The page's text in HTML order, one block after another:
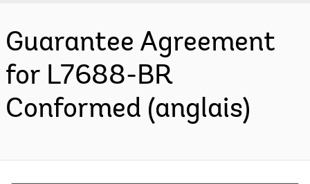
Guarantee Agreement
for L7688-BR
Conformed (anglais)